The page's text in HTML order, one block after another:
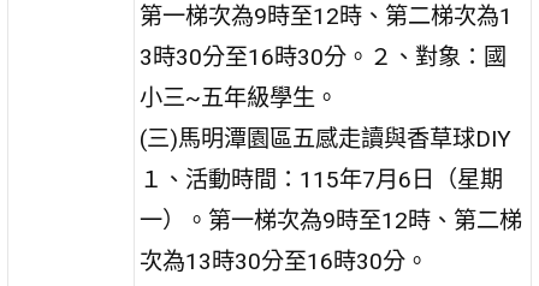
第一梯次為9時至12時、第二梯次為1
3時30分至16時30分。２、對象：國
小三~五年級學生。
(三)馬明潭園區五感走讀與香草球DIY
１、活動時間：115年7月6日（星期
一）。第一梯次為9時至12時、第二梯
次為13時30分至16時30分。